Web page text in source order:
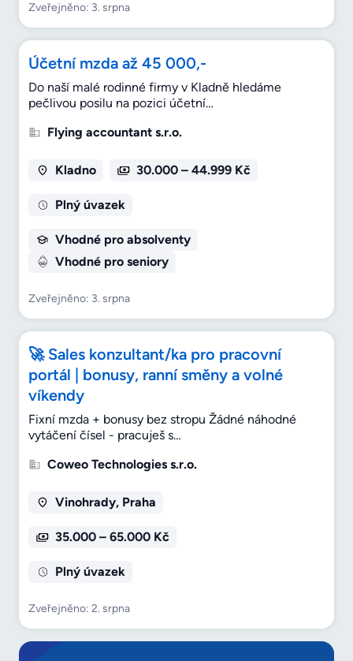
Zveřejněno: 3. srpna
Účetní mzda až 45 000,-
Do naší malé rodinné firmy v Kladně hledáme
pečlivou posilu na pozici účetní…
Flying accountant s.r.o.
Kladno 30.000 – 44.999 Kč
Plný úvazek
Vhodné pro absolventy
Vhodné pro seniory
Zveřejněno: 3. srpna
🚀 Sales konzultant/ka pro pracovní
portál | bonusy, ranní směny a volné
víkendy
Fixní mzda + bonusy bez stropu Žádné náhodné
vytáčení čísel - pracuješ s…
Coweo Technologies s.r.o.
Vinohrady, Praha
35.000 – 65.000 Kč
Plný úvazek
Zveřejněno: 2. srpna